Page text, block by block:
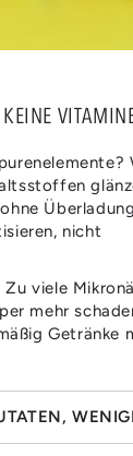
KEINE
nicht
Zu viele
mehr
Getränke